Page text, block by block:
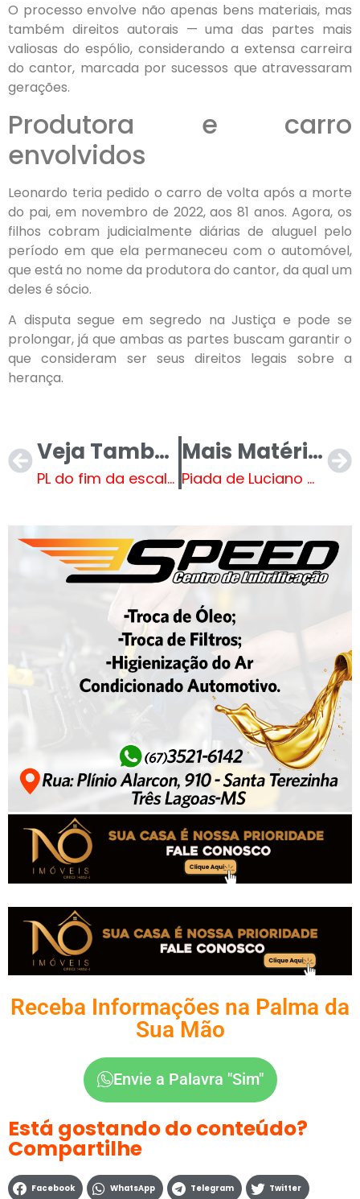
O processo envolve não apenas bens materiais, mas
também direitos autorais — uma das partes mais
valiosas do espólio, considerando a extensa carreira
do cantor, marcada por sucessos que atravessaram
gerações.
Produtora e carro
envolvidos
Leonardo teria pedido o carro de volta após a morte
do pai, em novembro de 2022, aos 81 anos. Agora, os
filhos cobram judicialmente diárias de aluguel pelo
período em que ela permaneceu com o automóvel,
que está no nome da produtora do cantor, da qual um
deles é sócio.
A disputa segue em segredo na Justiça e pode se
prolongar, já que ambas as partes buscam garantir o
que consideram ser seus direitos legais sobre a
herança.
Veja Também
PL do fim da escala 6×1 ‘está revestido de ilegalidade’, diz Skaf
Mais Matérias
Piada de Luciano Huck sobre imigração constrange Milena e revolta web
Receba Informações na Palma da
Sua Mão
Envie a Palavra "Sim"
Está gostando do conteúdo?
Compartilhe
Facebook WhatsApp Telegram Twitter